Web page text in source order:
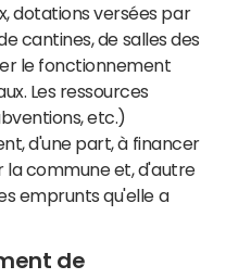
dotations versées par
cantines, de salles des
le fonctionnement
Les ressources
etc.)
d'une part, à financer
la commune et, d'autre
emprunts qu'elle a
de